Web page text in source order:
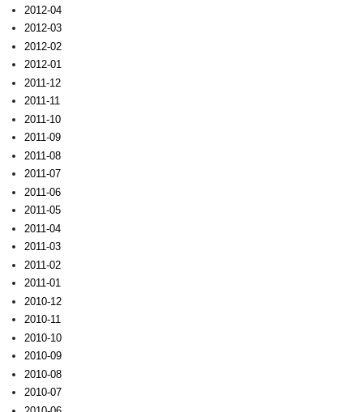
2012-04
2012-03
2012-02
2012-01
2011-12
2011-11
2011-10
2011-09
2011-08
2011-07
2011-06
2011-05
2011-04
2011-03
2011-02
2011-01
2010-12
2010-11
2010-10
2010-09
2010-08
2010-07